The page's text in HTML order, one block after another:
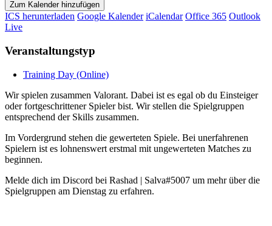
Zum Kalender hinzufügen
ICS herunterladen Google Kalender iCalendar Office 365 Outlook
Live
Veranstaltungstyp
Training Day (Online)
Wir spielen zusammen Valorant. Dabei ist es egal ob du Einsteiger
oder fortgeschrittener Spieler bist. Wir stellen die Spielgruppen
entsprechend der Skills zusammen.
Im Vordergrund stehen die gewerteten Spiele. Bei unerfahrenen
Spielern ist es lohnenswert erstmal mit ungewerteten Matches zu
beginnen.
Melde dich im Discord bei Rashad | Salva#5007 um mehr über die
Spielgruppen am Dienstag zu erfahren.